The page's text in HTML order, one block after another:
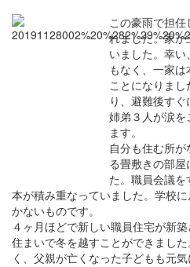
この豪雨で担
れました。家
いました。幸
もなく、一家
ことになりま
り、避難後すぐ
姉弟３人が涙
ます。
自分も住む所
る畳敷きの部
た。職員会議
本が積み重なっていました。学校
かないものです。
４ヶ月ほどで新しい職員住宅が新
住まいで冬を越すことができまし
く、父親が亡くなった子どもも元気